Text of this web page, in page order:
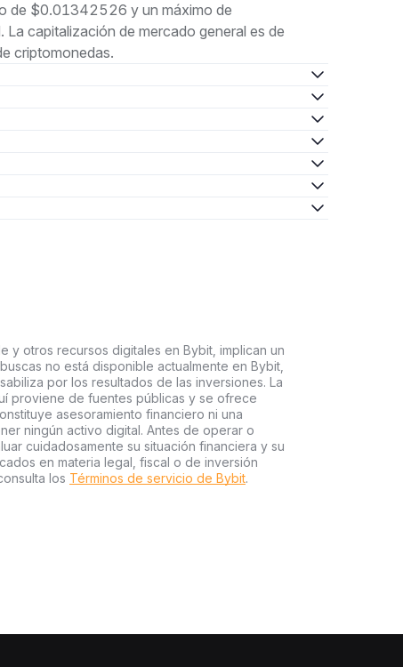
de $0.01342526 y un máximo de
capitalización de mercado general es de
criptomonedas.
y otros recursos digitales en Bybit, implican un
no está disponible actualmente en Bybit,
por los resultados de las inversiones. La
proviene de fuentes públicas y se ofrece
asesoramiento financiero ni una
ningún activo digital. Antes de operar o
cuidadosamente su situación financiera y su
en materia legal, fiscal o de inversión
los Términos de servicio de Bybit.